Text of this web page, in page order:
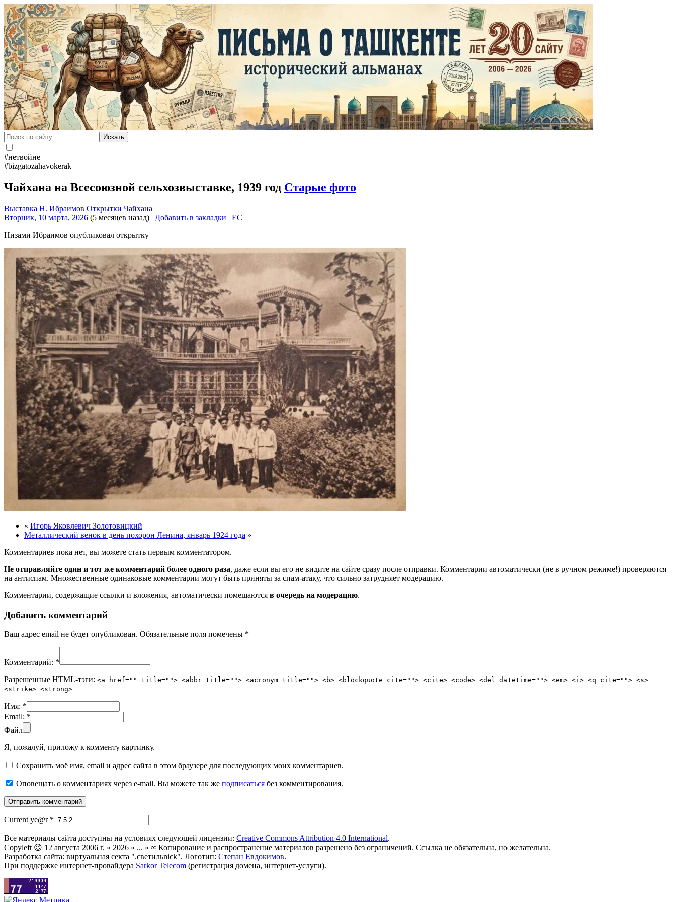
Искать
#нетвойне
#bizgatozahavokerak
Чайхана на Всесоюзной сельхозвыставке, 1939 год Старые фото
Выставка Н. Ибраимов Открытки Чайхана
Вторник, 10 марта, 2026 (5 месяцев назад) | Добавить в закладки | EC
Низами Ибраимов опубликовал открытку
« Игорь Яковлевич Золотовицкий
Металлический венок в день похорон Ленина, январь 1924 года »
Комментариев пока нет, вы можете стать первым комментатором.
Не отправляйте один и тот же комментарий более одного раза, даже если вы его не видите на сайте сразу после отправки. Комментарии автоматически (не в ручном режиме!) проверяются
на антиспам. Множественные одинаковые комментарии могут быть приняты за спам-атаку, что сильно затрудняет модерацию.
Комментарии, содержащие ссылки и вложения, автоматически помещаются в очередь на модерацию.
Добавить комментарий
Ваш адрес email не будет опубликован. Обязательные поля помечены *
Комментарий: *
Разрешенные HTML-тэги: <a href="" title=""> <abbr title=""> <acronym title=""> <b> <blockquote cite=""> <cite> <code> <del datetime=""> <em> <i> <q cite=""> <s>
<strike> <strong>
Имя: *
Email: *
Файл
Я, пожалуй, приложу к комменту картинку.
Сохранить моё имя, email и адрес сайта в этом браузере для последующих моих комментариев.
Оповещать о комментариях через e-mail. Вы можете так же подписаться без комментирования.
Current ye@r *
Все материалы сайта доступны на условиях следующей лицензии: Creative Commons Attribution 4.0 International.
Copyleft 😉 12 августа 2006 г. » 2026 » ... » ∞ Копирование и распространение материалов разрешено без ограничений. Ссылка не обязательна, но желательна.
Разработка сайта: виртуальная секта ".светильnick". Логотип: Степан Евдокимов.
При поддержке интернет-провайдера Sarkor Telecom (регистрация домена, интернет-услуги).